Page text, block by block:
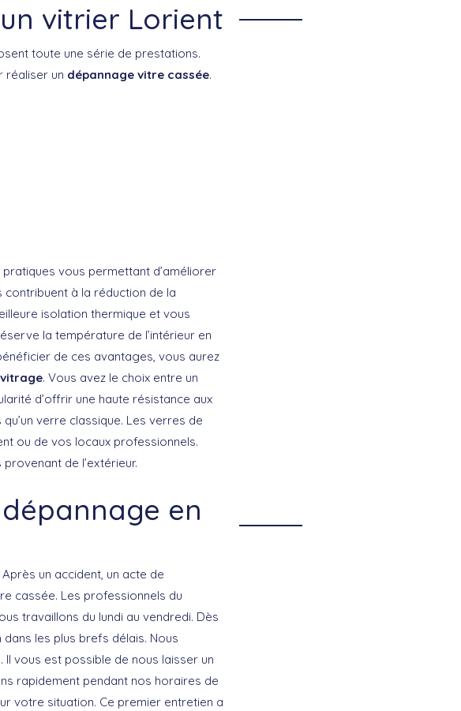
vitrier Lorient
toute une série de prestations.
réaliser un dépannage vitre cassée.
vous permettant d’améliorer
à la réduction de la
isolation thermique et vous
la température de l’intérieur en
de ces avantages, vous aurez
. Vous avez le choix entre un
d’offrir une haute résistance aux
verre classique. Les verres de
ou de vos locaux professionnels.
de l’extérieur.
en
un accident, un acte de
cassée. Les professionnels du
travaillons du lundi au vendredi. Dès
les plus brefs délais. Nous
vous est possible de nous laisser un
rapidement pendant nos horaires de
votre situation. Ce premier entretien a